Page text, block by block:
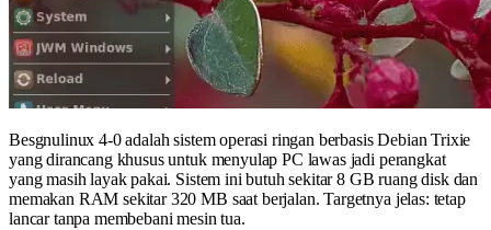
Besgnulinux 4-0 adalah sistem operasi ringan berbasis Debian Trixie
yang dirancang khusus untuk menyulap PC lawas jadi perangkat
yang masih layak pakai. Sistem ini butuh sekitar 8 GB ruang disk dan
memakan RAM sekitar 320 MB saat berjalan. Targetnya jelas: tetap
lancar tanpa membebani mesin tua.